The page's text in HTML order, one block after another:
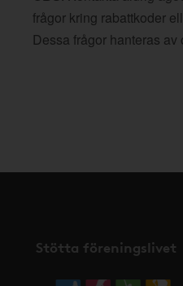
frågor kring rabattkoder
Dessa frågor hanteras av
Stötta föreningslivet